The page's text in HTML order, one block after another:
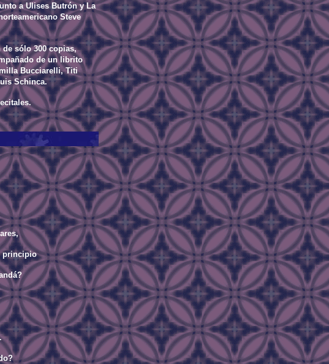
a Ulises Butrón y La
Steve
sólo 300 copias,
de un librito
Bucciarelli, Titi
Schinca.